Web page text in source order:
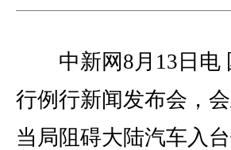
中新网8月13日电
行例行新闻发布会，
当局阻碍大陆汽车入